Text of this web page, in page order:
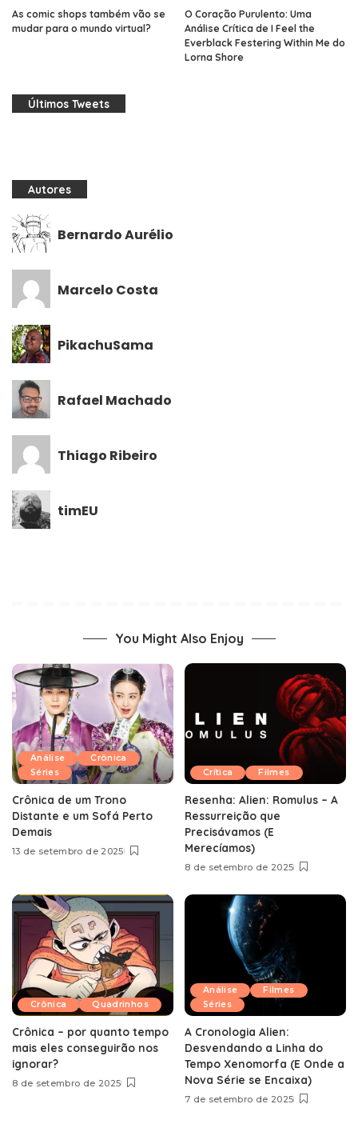
As comic shops também vão se
mudar para o mundo virtual?
O Coração Purulento: Uma
Análise Crítica de I Feel the
Everblack Festering Within Me do
Lorna Shore
Últimos Tweets
Autores
Bernardo Aurélio
Marcelo Costa
PikachuSama
Rafael Machado
Thiago Ribeiro
timEU
You Might Also Enjoy
Análise
Crônica
Séries
Crônica de um Trono
Distante e um Sofá Perto
Demais
13 de setembro de 2025
Crítica Filmes
Resenha: Alien: Romulus – A
Ressurreição que
Precisávamos (E
Merecíamos)
8 de setembro de 2025
Crônica Quadrinhos
Crônica – por quanto tempo
mais eles conseguirão nos
ignorar?
8 de setembro de 2025
Análise
Filmes
Séries
A Cronologia Alien:
Desvendando a Linha do
Tempo Xenomorfa (E Onde a
Nova Série se Encaixa)
7 de setembro de 2025